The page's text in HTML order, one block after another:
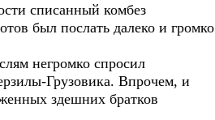
списанный комбез
был послать далеко и громко
негромко спросил
Грузовика. Впрочем, и
здешних братков